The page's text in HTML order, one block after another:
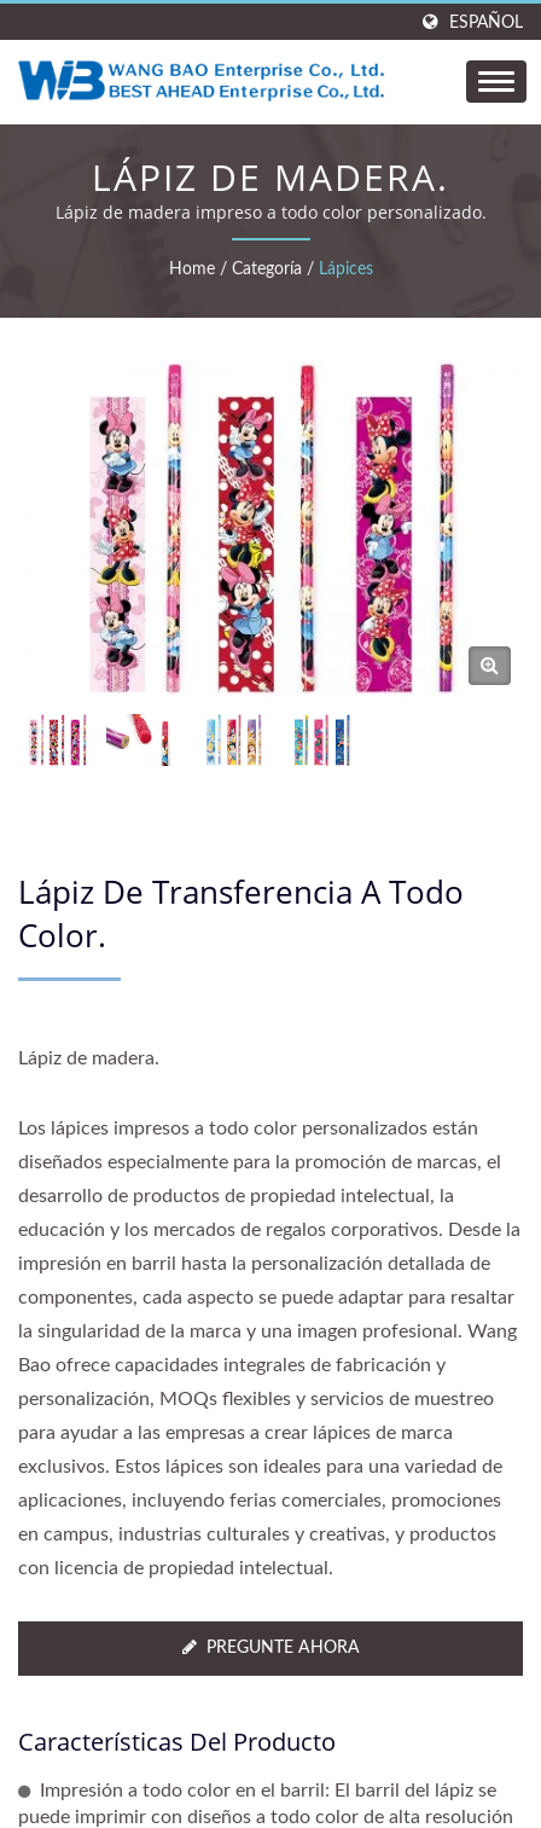
ESPAÑOL
LÁPIZ DE MADERA.
Lápiz de madera impreso a todo color personalizado.
Home / Categoría / Lápices
Lápiz De Transferencia A Todo
Color.
Lápiz de madera.
Los lápices impresos a todo color personalizados están
diseñados especialmente para la promoción de marcas, el
desarrollo de productos de propiedad intelectual, la
educación y los mercados de regalos corporativos. Desde la
impresión en barril hasta la personalización detallada de
componentes, cada aspecto se puede adaptar para resaltar
la singularidad de la marca y una imagen profesional. Wang
Bao ofrece capacidades integrales de fabricación y
personalización, MOQs flexibles y servicios de muestreo
para ayudar a las empresas a crear lápices de marca
exclusivos. Estos lápices son ideales para una variedad de
aplicaciones, incluyendo ferias comerciales, promociones
en campus, industrias culturales y creativas, y productos
con licencia de propiedad intelectual.
PREGUNTE AHORA
Características Del Producto
Impresión a todo color en el barril: El barril del lápiz se
puede imprimir con diseños a todo color de alta resolución